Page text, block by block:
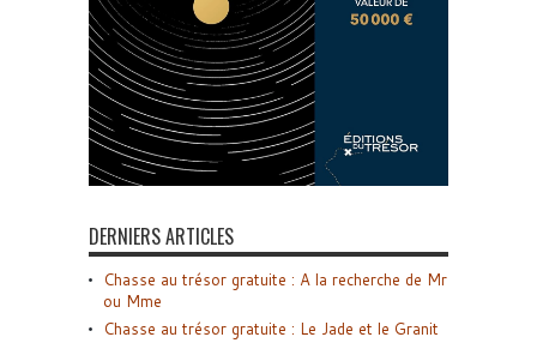
DERNIERS ARTICLES
Chasse au trésor gratuite : A la recherche de Mr
ou Mme
Chasse au trésor gratuite : Le Jade et le Granit